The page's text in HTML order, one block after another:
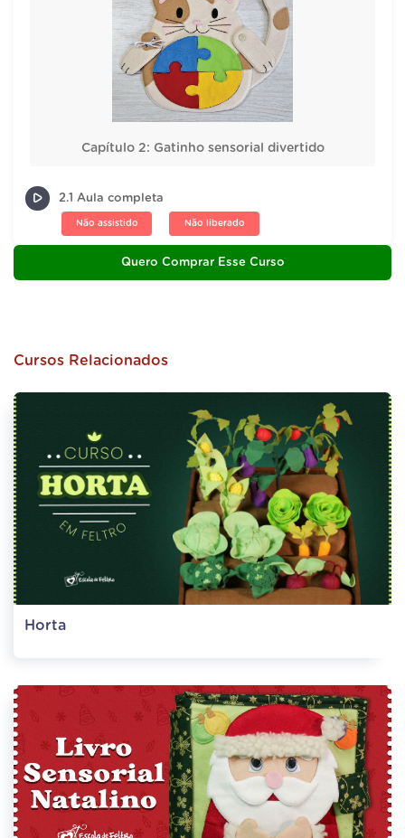
Capítulo 2: Gatinho sensorial divertido
2.1 Aula completa
Não assistido Não liberado
Quero Comprar Esse Curso
Cursos Relacionados
Horta